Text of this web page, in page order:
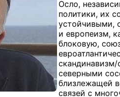
Осло,
политики, их
устойчивыми,
и европеизм,
блоковую,
северными
близлежащей
связей с